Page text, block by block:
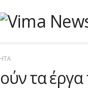
τα έργα